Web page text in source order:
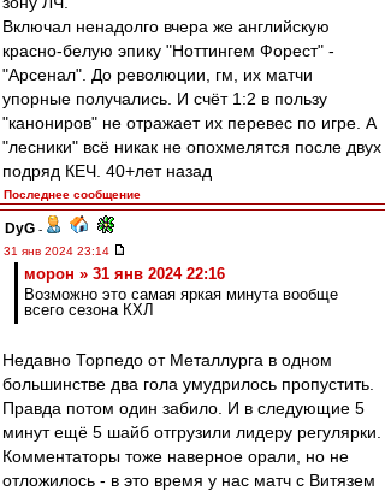
Включал ненадолго вчера же английскую
красно-белую эпику "Ноттингем Форест" -
"Арсенал". До революции, гм, их матчи
упорные получались. И счёт 1:2 в пользу
"канониров" не отражает их перевес по игре. А
"лесники" всё никак не опохмелятся после двух
подряд КЕЧ. 40+лет назад
Последнее сообщение
DyG -
31 янв 2024 23:14
морон » 31 янв 2024 22:16
Возможно это самая яркая минута вообще
всего сезона КХЛ
Недавно Торпедо от Металлурга в одном
большинстве два гола умудрилось пропустить.
Правда потом один забило. И в следующие 5
минут ещё 5 шайб отгрузили лидеру регулярки.
Комментаторы тоже наверное орали, но не
отложилось - в это время у нас матч с Витязем